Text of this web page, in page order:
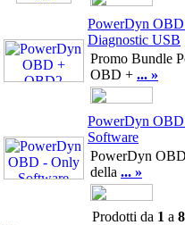
PowerDyn
Diagnostic USB
Promo Bundle
OBD + ... »
PowerDyn
Software
PowerDyn
della ... »
Prodotti da 1 a 8